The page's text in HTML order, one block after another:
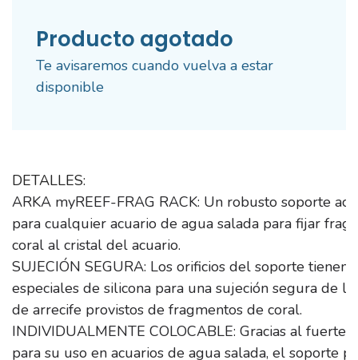
Producto agotado
Te avisaremos cuando vuelva a estar
disponible
DETALLES:
ARKA myREEF-FRAG RACK: Un robusto soporte
para cualquier acuario de agua salada para fijar
coral al cristal del acuario.
SUJECIÓN SEGURA: Los orificios del soporte tienen
especiales de silicona para una sujeción segura de
de arrecife provistos de fragmentos de coral.
INDIVIDUALMENTE COLOCABLE: Gracias al fuerte
para su uso en acuarios de agua salada, el soporte